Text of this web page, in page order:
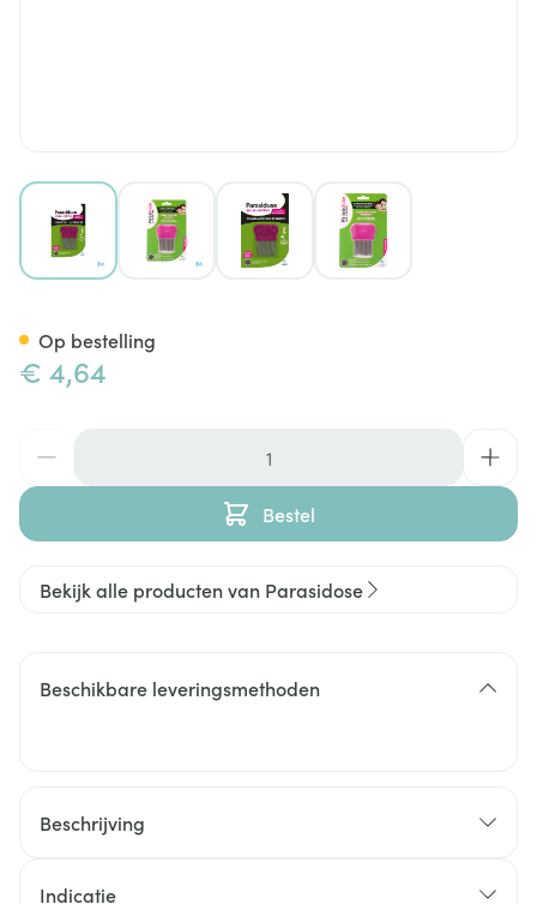
View larger imageView larger imageView larger imageView larger image
€ 4,64
Bestel
Op bestelling
Bekijk alle producten van Parasidose
Beschikbare leveringsmethoden
Beschrijving
Indicatie